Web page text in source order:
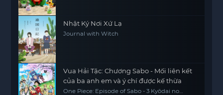
Nhật Ký Nơi Xứ Lạ
Journal with Witch
Vua Hải Tặc: Chương Sabo - Mối liên kết
của ba anh em và ý chí được kế thừa
One Piece: Episode of Sabo - 3 Kyōdai no